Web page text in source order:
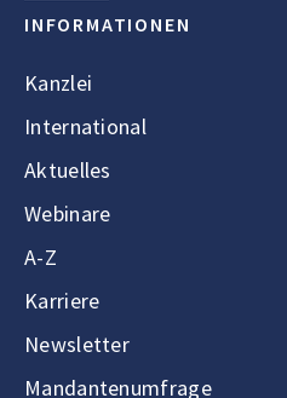
INFORMATIONEN
Kanzlei
International
Aktuelles
Webinare
A-Z
Karriere
Newsletter
Mandantenumfrage